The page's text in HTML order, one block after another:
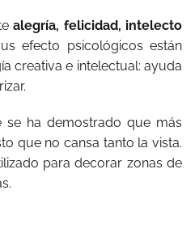
alegría, felicidad, intelecto
efecto psicológicos están
creativa e intelectual: ayuda
se ha demostrado que más
que no cansa tanto la vista.
para decorar zonas de